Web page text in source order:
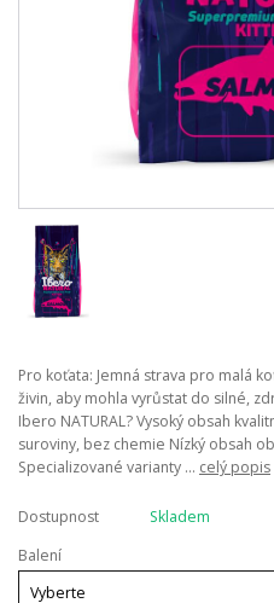
Pro koťata: Jemná strava pro malá
živin, aby mohla vyrůstat do silné,
Ibero NATURAL? Vysoký obsah
suroviny, bez chemie Nízký obsah
Specializované varianty ... celý popis
Dostupnost
Skladem
Balení